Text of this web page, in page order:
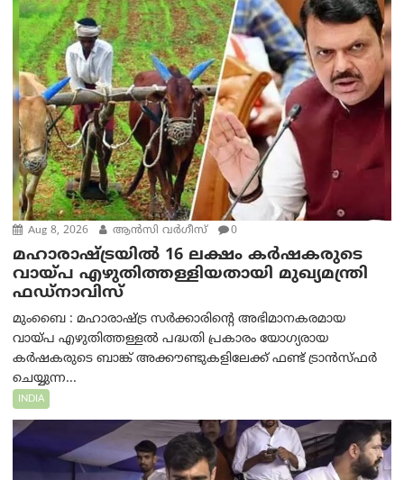
Aug 8, 2026 ആന്‍സി വര്‍ഗീസ് 0
മഹാരാഷ്ട്രയിൽ 16 ലക്ഷം കർഷകരുടെ
വായ്പ എഴുതിത്തള്ളിയതായി മുഖ്യമന്ത്രി
ഫഡ്‌നാവിസ്
മുംബൈ : മഹാരാഷ്ട്ര സർക്കാരിന്റെ അഭിമാനകരമായ
വായ്പ എഴുതിത്തള്ളൽ പദ്ധതി പ്രകാരം യോഗ്യരായ
കർഷകരുടെ ബാങ്ക് അക്കൗണ്ടുകളിലേക്ക് ഫണ്ട് ട്രാൻസ്ഫർ
ചെയ്യുന്ന...
INDIA